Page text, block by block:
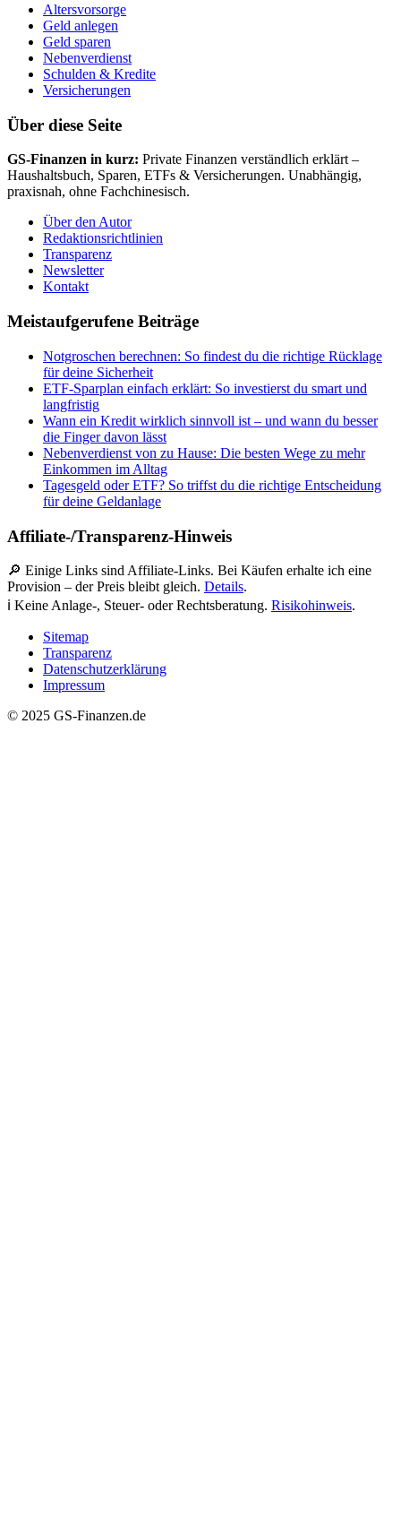
Altersvorsorge
Geld anlegen
Geld sparen
Nebenverdienst
Schulden & Kredite
Versicherungen
Über diese Seite
GS-Finanzen in kurz: Private Finanzen verständlich erklärt –
Haushaltsbuch, Sparen, ETFs & Versicherungen. Unabhängig,
praxisnah, ohne Fachchinesisch.
Über den Autor
Redaktionsrichtlinien
Transparenz
Newsletter
Kontakt
Meistaufgerufene Beiträge
Notgroschen berechnen: So findest du die richtige Rücklage
für deine Sicherheit
ETF-Sparplan einfach erklärt: So investierst du smart und
langfristig
Wann ein Kredit wirklich sinnvoll ist – und wann du besser
die Finger davon lässt
Nebenverdienst von zu Hause: Die besten Wege zu mehr
Einkommen im Alltag
Tagesgeld oder ETF? So triffst du die richtige Entscheidung
für deine Geldanlage
Affiliate-/Transparenz-Hinweis
🔎 Einige Links sind Affiliate-Links. Bei Käufen erhalte ich eine
Provision – der Preis bleibt gleich. Details.
ℹ️ Keine Anlage-, Steuer- oder Rechtsberatung. Risikohinweis.
Sitemap
Transparenz
Datenschutzerklärung
Impressum
© 2025 GS-Finanzen.de